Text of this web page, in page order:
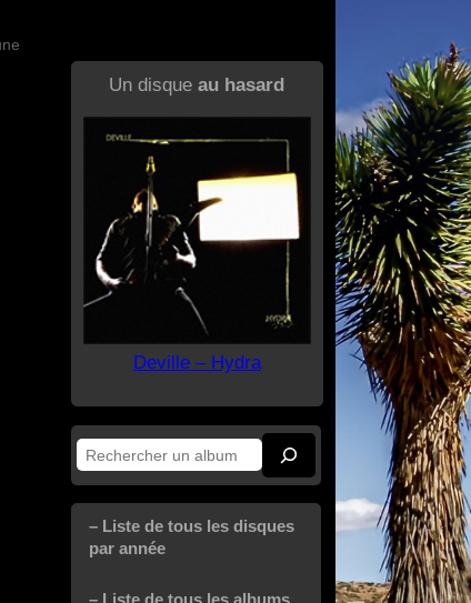
Un disque au hasard
Deville – Hydra
Rechercher
– Liste de tous les disques
par année
– Liste de tous les albums